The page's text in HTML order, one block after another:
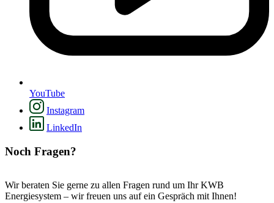
YouTube
Instagram
LinkedIn
Noch Fragen?
Wir beraten Sie gerne zu allen Fragen rund um Ihr KWB
Energiesystem – wir freuen uns auf ein Gespräch mit Ihnen!